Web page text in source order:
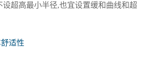
超高最小半径,也宜设置缓和曲线和超
适性